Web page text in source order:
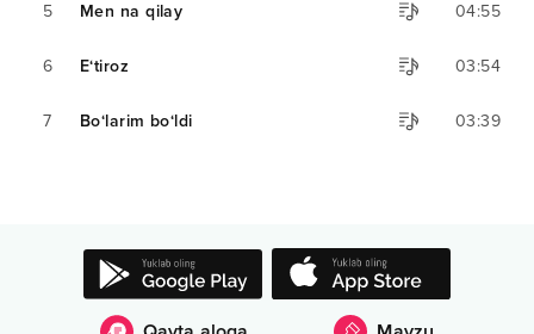
5 Men na qilay 04:55
6 E‘tiroz 03:54
7 Bo‘larim bo‘ldi 03:39